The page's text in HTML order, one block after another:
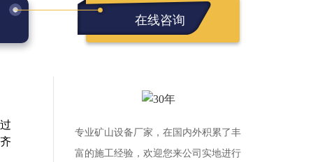
在线咨询
专业矿山设备厂家，在国内外积累了丰
富的施工经验，欢迎您来公司实地进行